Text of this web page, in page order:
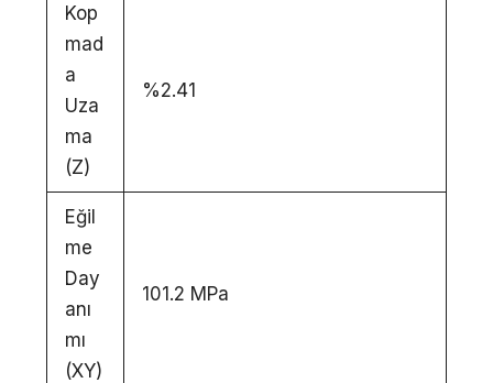
Kop
mad
a
Uza
ma
(Z)
%2.41
Eğil
me
Day
anı
mı
(XY)
101.2 MPa